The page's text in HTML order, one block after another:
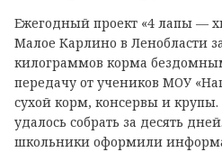
Ежегодный проект «4 лапы —
Малое Карлино в Ленобласти
килограммов корма
передачу от учеников МОУ
сухой корм, консервы и
удалось собрать за десять
школьники оформили